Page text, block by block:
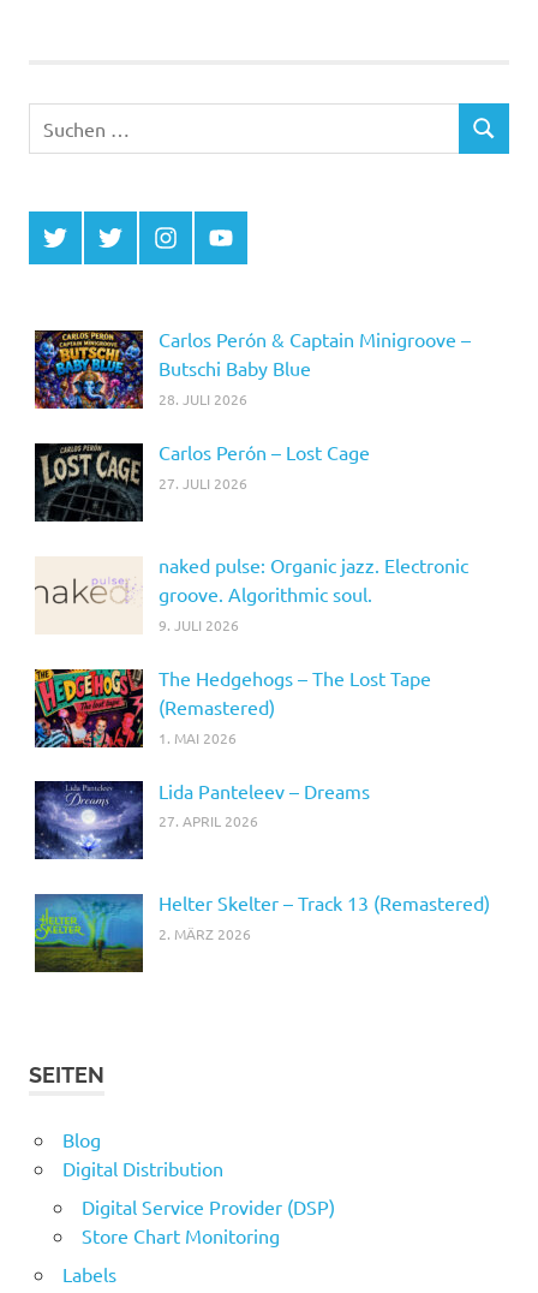
nach:
SUCHEN
Twitter
MCDP
Twitter
Musicradiostation
InstagramYouTube
Carlos Perón & Captain Minigroove –
Butschi Baby Blue
28. JULI 2026
Carlos Perón – Lost Cage
27. JULI 2026
naked pulse: Organic jazz. Electronic
groove. Algorithmic soul.
9. JULI 2026
The Hedgehogs – The Lost Tape
(Remastered)
1. MAI 2026
Lida Panteleev – Dreams
27. APRIL 2026
Helter Skelter – Track 13 (Remastered)
2. MÄRZ 2026
SEITEN
Blog
Digital Distribution
Digital Service Provider (DSP)
Store Chart Monitoring
Labels